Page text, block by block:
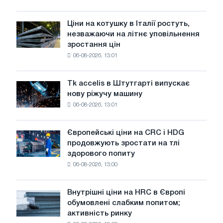
радянської
авіації
Великої
Вітчизняної
війни
Ціни
на
котушку
незважаючи
на
уповільнення
зростання
цін
Ціни на котушку в Італії ростуть,
незважаючи на літнє уповільнення
зростання цін
06-08-2026, 13:01
Tk
accelis
в
нову
ріжучу
Tk accelis в Штутгарті випускає
нову ріжучу машину
06-08-2026, 13:01
Європейські
ціни
на
продовжують
зростати
Європейські ціни на CRC і HDG
продовжують зростати на тлі
здорового попиту
06-08-2026, 13:00
Внутрішні
ціни
на
Внутрішні ціни на HRC в Європі
обумовлені слабким попитом;
активність ринку